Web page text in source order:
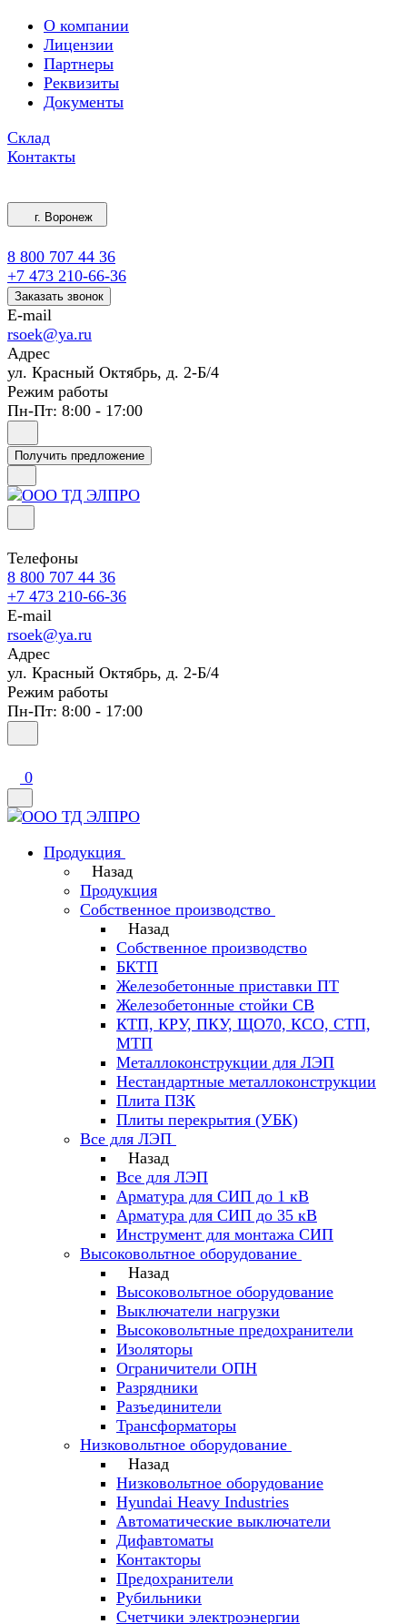
О компании
Лицензии
Партнеры
Реквизиты
Документы
Склад
Контакты
г. Воронеж
8 800 707 44 36
+7 473 210-66-36
Заказать звонок
E-mail
rsoek@ya.ru
Адрес
ул. Красный Октябрь, д. 2-Б/4
Режим работы
Пн-Пт: 8:00 - 17:00
Получить предложение
Телефоны
8 800 707 44 36
+7 473 210-66-36
E-mail
rsoek@ya.ru
Адрес
ул. Красный Октябрь, д. 2-Б/4
Режим работы
Пн-Пт: 8:00 - 17:00
0
Продукция
Назад
Продукция
Собственное производство
Назад
Собственное производство
БКТП
Железобетонные приставки ПТ
Железобетонные стойки СВ
КТП, КРУ, ПКУ, ЩО70, КСО, СТП,
МТП
Металлоконструкции для ЛЭП
Нестандартные металлоконструкции
Плита ПЗК
Плиты перекрытия (УБК)
Все для ЛЭП
Назад
Все для ЛЭП
Арматура для СИП до 1 кВ
Арматура для СИП до 35 кВ
Инструмент для монтажа СИП
Высоковольтное оборудование
Назад
Высоковольтное оборудование
Выключатели нагрузки
Высоковольтные предохранители
Изоляторы
Ограничители ОПН
Разрядники
Разъединители
Трансформаторы
Низковольтное оборудование
Назад
Низковольтное оборудование
Hyundai Heavy Industries
Автоматические выключатели
Дифавтоматы
Контакторы
Предохранители
Рубильники
Счетчики электроэнергии